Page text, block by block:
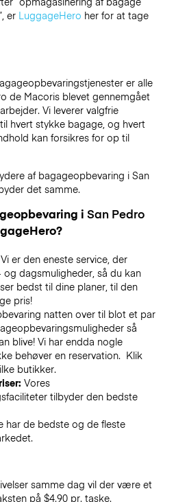
erLuggageHero her for at tage
er alle
de Macorisblevet gennemgået
Vi leverer valgfrie
hvert stykke bagage, og hvert
kan forsikres for op til
af bagageopbevaring i San
det samme.
i San Pedro
Vi er den eneste service, der
dagsmuligheder, så du kan
bedst til dine planer, til den
pris!
natten over til blot et par
så
blive! Vi har endda nogle
behøver en reservation. Klik
butikker.
Vores
tilbyder den bedste
har de bedste og de fleste
samme dag vil der være et
på $4.90 pr. taske.